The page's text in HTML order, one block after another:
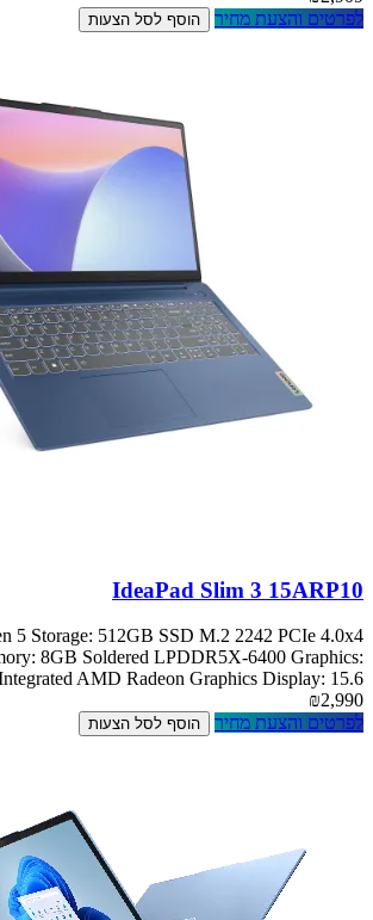
לפרטים והצעת מחיר
הוסף לסל הצעות
IdeaPad Slim 3 15ARP10
5 Storage: 512GB SSD M.2 2242 PCIe 4.0x4
8GB Soldered LPDDR5X-6400 Graphics:
AMD Radeon Graphics Display: 15.6
₪2,990
לפרטים והצעת מחיר
הוסף לסל הצעות